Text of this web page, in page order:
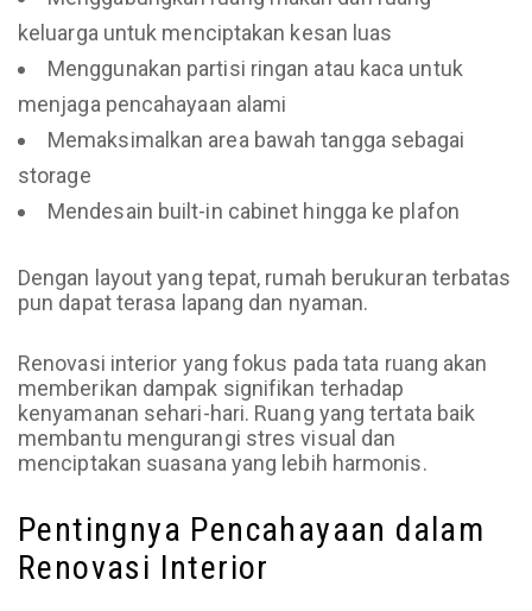
keluarga untuk menciptakan kesan luas
Menggunakan partisi ringan atau kaca untuk
menjaga pencahayaan alami
Memaksimalkan area bawah tangga sebagai
storage
Mendesain built-in cabinet hingga ke plafon
Dengan layout yang tepat, rumah berukuran terbatas
pun dapat terasa lapang dan nyaman.
Renovasi interior yang fokus pada tata ruang akan
memberikan dampak signifikan terhadap
kenyamanan sehari-hari. Ruang yang tertata baik
membantu mengurangi stres visual dan
menciptakan suasana yang lebih harmonis.
Pentingnya Pencahayaan dalam
Renovasi Interior